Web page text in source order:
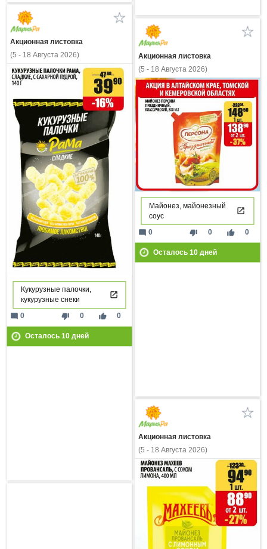
Акционная листовка
(5 - 18 Августа 2026)
Кукурузные палочки,
кукурузные снеки
thumb_down 0 thumb_up 0
mode_comment 0
Осталось 10дней
Акционная листовка
(5 - 18 Августа 2026)
Майонез, майонезный
соус
thumb_down 0 thumb_up 0
mode_comment 0
Осталось 10дней
Акционная листовка
(5 - 18 Августа 2026)